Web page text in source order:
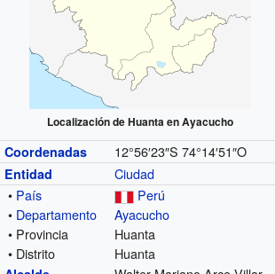
Localización de Huanta en Ayacucho
Coordenadas 12°56′23″S 74°14′51″O
Entidad
Ciudad
• País
Perú
• Departamento
Ayacucho
• Provincia
Huanta
• Distrito
Huanta